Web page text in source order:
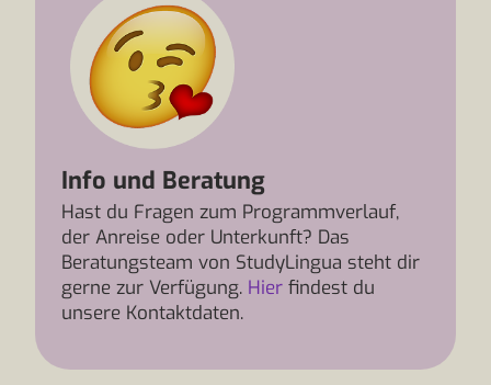
Info und Beratung
Hast du Fragen zum Programmverlauf,
der Anreise oder Unterkunft? Das
Beratungsteam von StudyLingua steht dir
gerne zur Verfügung. Hier findest du
unsere Kontaktdaten.